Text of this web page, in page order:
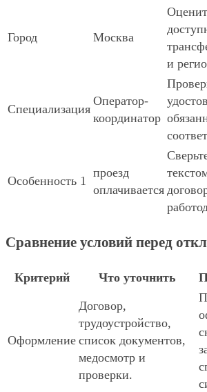
Город Москва
и
Специализация
Оператор-
координатор
Особенность 1
проезд
оплачивается
Сравнение условий перед
Критерий Что уточнить
Оформление
Договор,
трудоустройство,
список документов,
медосмотр и
проверки.